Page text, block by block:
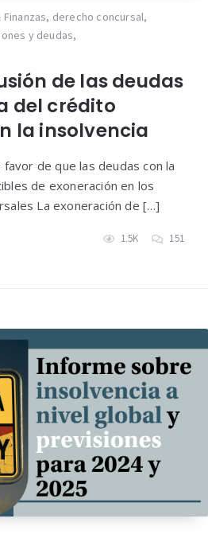
Finanzas, derecho concursal,
y deudas,
de las deudas
del crédito
la insolvencia
favor de que las deudas con la
de exoneración en los
La exoneración de […]
1.5K 151